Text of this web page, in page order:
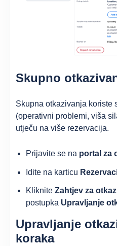
Skupno
Skupna otkazivanja koriste
(operativni problemi, viša
utječu na više rezervacija.
Prijavite se na portal za
Idite na karticu
KlikniteZahtjev za
postupka Upravljanje
Upravljanje
koraka